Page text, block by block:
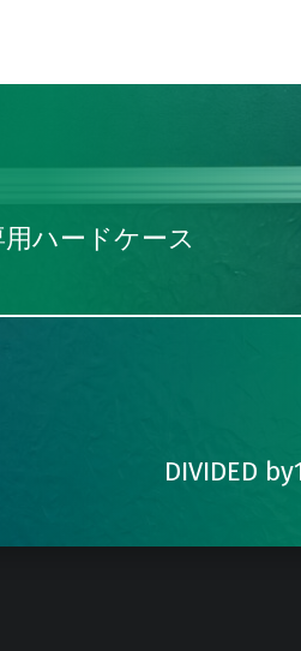
用ハードケース
DIVIDED